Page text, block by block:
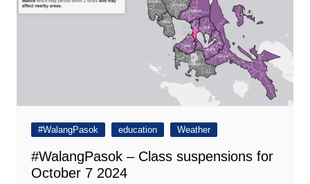
#WalangPasok education Weather
#WalangPasok – Class suspensions for
October 7 2024